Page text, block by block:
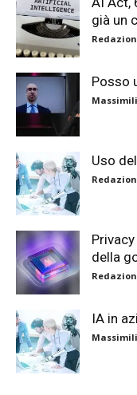
già un
Posso
Uso
della
IA in